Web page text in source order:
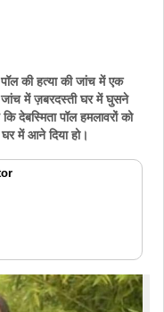
पॉल की हत्या की जांच में एक
में ज़बरदस्ती घर में घुसने
देबस्मिता पॉल हमलावरों को
में आने दिया हो।